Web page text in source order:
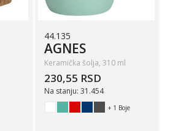
44.135
AGNES
Keramička šolja, 310 ml
230,55 RSD
Na stanju: 31.454
+ 1 Boje